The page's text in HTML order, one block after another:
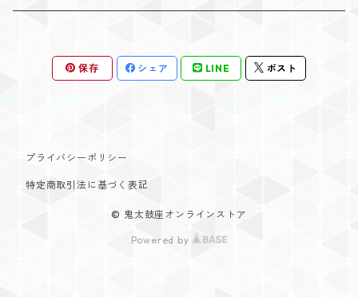
締・長胴バチ
保存 シェア LINE ポスト
プライバシーポリシー
特定商取引法に基づく表記
© 鬼太鼓座オンラインストア
Powered by